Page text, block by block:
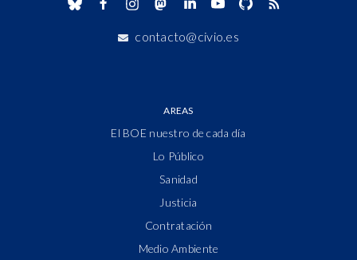
contacto@civio.es
AREAS
El BOE nuestro de cada día
Lo Público
Sanidad
Justicia
Contratación
Medio Ambiente